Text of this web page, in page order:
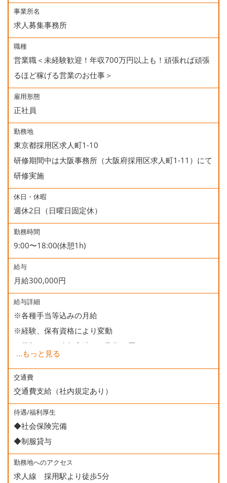
事業所名
求人募集事務所
職種
営業職＜未経験歓迎！年収700万円以上も！頑張れば頑張
るほど稼げる営業のお仕事＞
雇用形態
正社員
勤務地
東京都採用区求人町1-10
研修期間中は大阪事務所（大阪府採用区求人町1-11）にて
研修実施
休日・休暇
週休2日（日曜日固定休）
勤務時間
9:00〜18:00(休憩1h)
給与
月給300,000円
給与詳細
※各種手当等込みの月給
※経験、保有資格により変動
※賞与あり（昨年実績 2ヶ月分×2回）
＜年収イメージ＞
・1年目 4,000,000円
・3年目 4,500,000円
・5年目 5,000,000円
...もっと見る
交通費
交通費支給（社内規定あり）
待遇/福利厚生
◆社会保険完備
◆制服貸与
勤務地へのアクセス
求人線 採用駅より徒歩5分